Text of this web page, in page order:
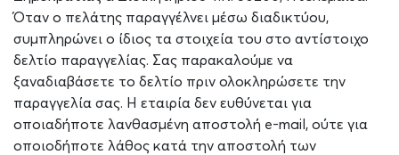
Όταν ο πελάτης παραγγέλνει μέσω διαδικτύου,
συμπληρώνει ο ίδιος τα στοιχεία του στο αντίστοιχο
δελτίο παραγγελίας. Σας παρακαλούμε να
ξαναδιαβάσετε το δελτίο πριν ολοκληρώσετε την
παραγγελία σας. Η εταιρία δεν ευθύνεται για
οποιαδήποτε λανθασμένη αποστολή e-mail, ούτε για
οποιοδήποτε λάθος κατά την αποστολή των